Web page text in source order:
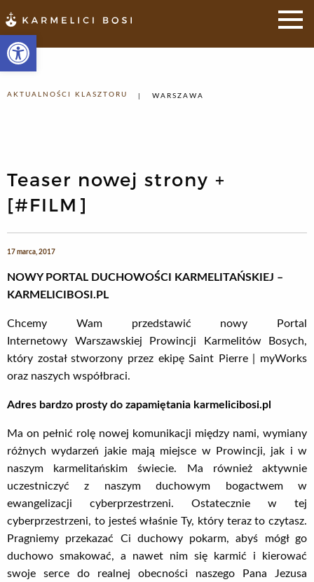
Otwórz pasek narzędzi
AKTUALNOŚCI KLASZTORU WARSZAWA
Teaser nowej strony +
[#FILM]
17 marca, 2017
NOWY PORTAL DUCHOWOŚCI KARMELITAŃSKIEJ –
KARMELICIBOSI.PL
Chcemy Wam przedstawić nowy Portal
Internetowy Warszawskiej Prowincji Karmelitów Bosych,
który został stworzony przez ekipę Saint Pierre | myWorks
oraz naszych współbraci.
Adres bardzo prosty do zapamiętania karmelicibosi.pl
Ma on pełnić rolę nowej komunikacji między nami, wymiany
różnych wydarzeń jakie mają miejsce w Prowincji, jak i w
naszym karmelitańskim świecie. Ma również aktywnie
uczestniczyć z naszym duchowym bogactwem w
ewangelizacji cyberprzestrzeni. Ostatecznie w tej
cyberprzestrzeni, to jesteś właśnie Ty, który teraz to czytasz.
Pragniemy przekazać Ci duchowy pokarm, abyś mógł go
duchowo smakować, a nawet nim się karmić i kierować
swoje serce do realnej obecności naszego Pana Jezusa